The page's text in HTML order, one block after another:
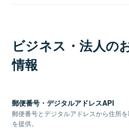
ビジネス・法人の
情報
郵便番号・デジタルアドレスAPI
郵便番号とデジタルアドレスから住所
を提供。